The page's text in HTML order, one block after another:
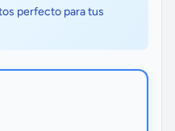
perfecto para tus